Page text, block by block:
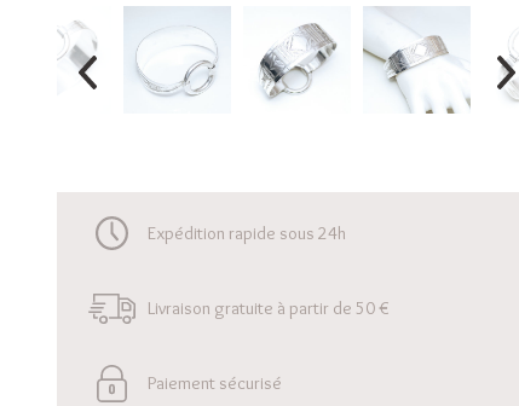
Expédition rapide sous 24h
Livraison gratuite à partir de 50 €
Paiement sécurisé